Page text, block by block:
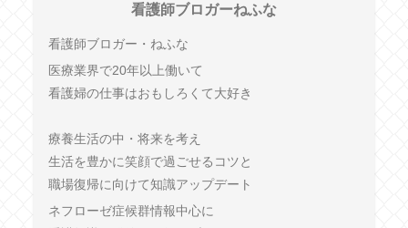
看護師ブロガーねふな
看護師ブロガー・ねふな
医療業界で20年以上働いて
看護婦の仕事はおもしろくて大好き
療養生活の中・将来を考え
生活を豊かに笑顔で過ごせるコツと
職場復帰に向けて知識アップデート
ネフローゼ症候群情報中心に